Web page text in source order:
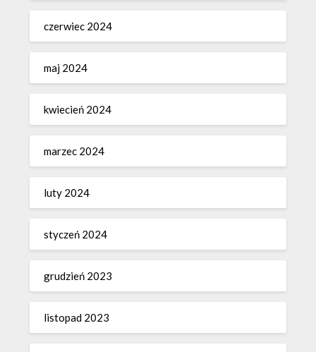
czerwiec 2024
maj 2024
kwiecień 2024
marzec 2024
luty 2024
styczeń 2024
grudzień 2023
listopad 2023